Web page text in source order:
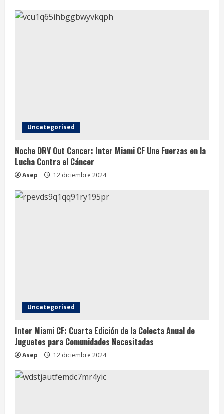
Apoya a Inter Miami CF con Heineken: Lanza
el Programa Pub Partner en Florida
Uncategorised
Noche DRV Out Cancer: Inter Miami CF Une Fuerzas en la
Lucha Contra el Cáncer
Asep 12 diciembre 2024
Uncategorised
Inter Miami CF: Cuarta Edición de la Colecta Anual de
Juguetes para Comunidades Necesitadas
Asep 12 diciembre 2024